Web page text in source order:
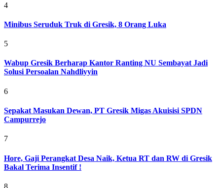
4
Minibus Seruduk Truk di Gresik, 8 Orang Luka
5
Wabup Gresik Berharap Kantor Ranting NU Sembayat Jadi
Solusi Persoalan Nahdliyyin
6
Sepakat Masukan Dewan, PT Gresik Migas Akuisisi SPDN
Campurrejo
7
Hore, Gaji Perangkat Desa Naik, Ketua RT dan RW di Gresik
Bakal Terima Insentif !
8